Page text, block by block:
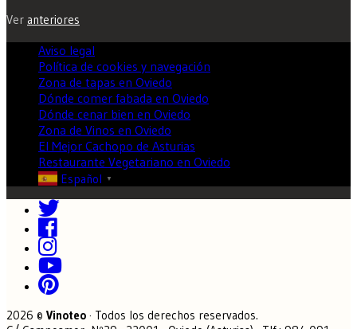
Ver anteriores
Aviso legal
Política de cookies y navegación
Zona de tapas en Oviedo
Dónde comer fabada en Oviedo
Dónde cenar bien en Oviedo
Zona de Vinos en Oviedo
El Mejor Cachopo de Asturias
Restaurante Vegetariano en Oviedo
Español ▼
2026 © Vinoteo · Todos los derechos reservados.